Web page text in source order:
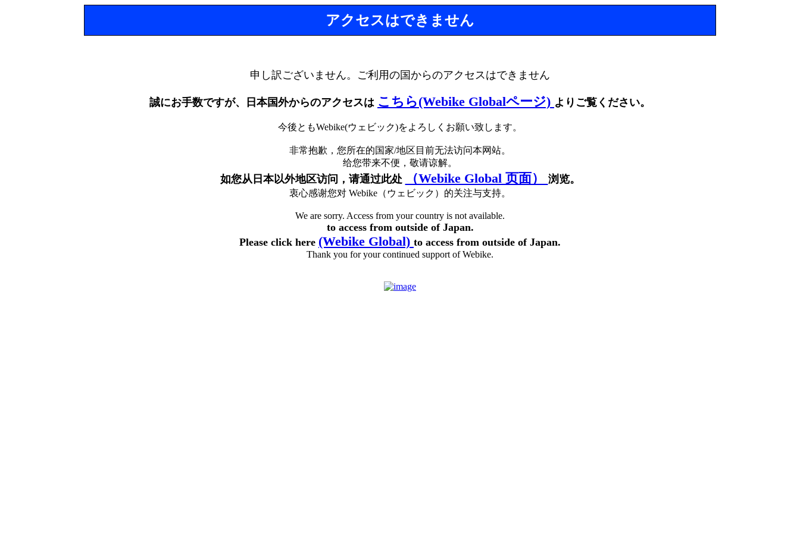
アクセスはできません
申し訳ございません。ご利用の国からのアクセスはできません
誠にお手数ですが、日本国外からのアクセスは こちら(Webike Globalページ) よりご覧ください。
今後ともWebike(ウェビック)をよろしくお願い致します。
非常抱歉，您所在的国家/地区目前无法访问本网站。
给您带来不便，敬请谅解。
如您从日本以外地区访问，请通过此处 （Webike Global 页面） 浏览。
衷心感谢您对 Webike（ウェビック）的关注与支持。
We are sorry. Access from your country is not available.
to access from outside of Japan.
Please click here (Webike Global) to access from outside of Japan.
Thank you for your continued support of Webike.